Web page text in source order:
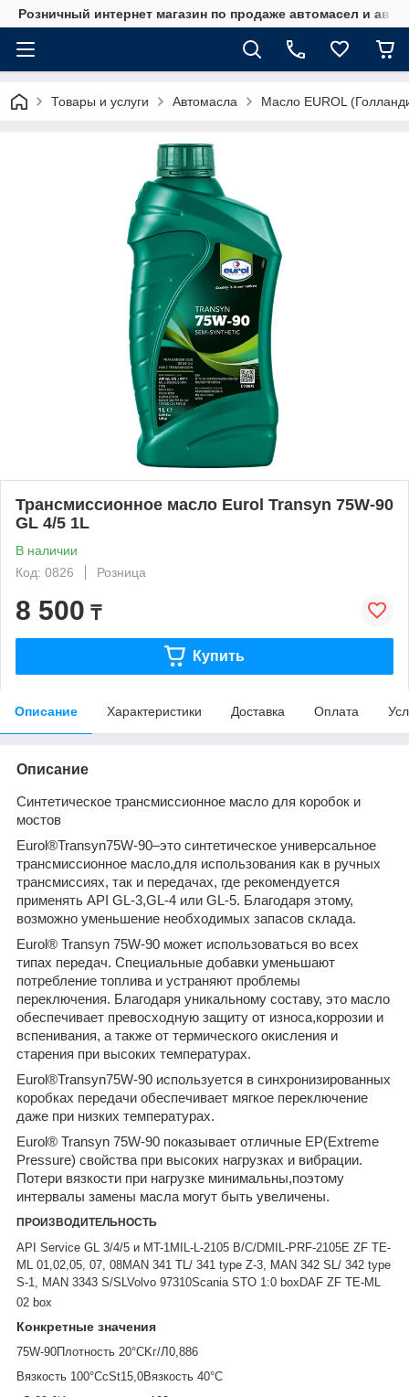
Розничный интернет магазин по продаже автомасел и
Товары и услуги Автомасла Масло EUROL
Трансмиссионное масло Eurol Transyn 75W-90
GL 4/5 1L
В наличии
Код: 0826
Розница
8 500 ₸
Купить
Описание Характеристики Доставка Оплата
Описание
Синтетическое трансмиссионное масло для коробок и
мостов
Eurol®Transyn75W-90–это синтетическое универсальное
трансмиссионное масло,для использования как в ручных
трансмиссиях, так и передачах, где рекомендуется
применять API GL-3,GL-4 или GL-5. Благодаря этому,
возможно уменьшение необходимых запасов склада.
Eurol® Transyn 75W-90 может использоваться во всех
типах передач. Специальные добавки уменьшают
потребление топлива и устраняют проблемы
переключения. Благодаря уникальному составу, это масло
обеспечивает превосходную защиту от износа,коррозии и
вспенивания, а также от термического окисления и
старения при высоких температурах.
Eurol®Transyn75W-90 используется в синхронизированных
коробках передачи обеспечивает мягкое переключение
даже при низких температурах.
Eurol® Transyn 75W-90 показывает отличные EP(Extreme
Pressure) свойства при высоких нагрузках и вибрации.
Потери вязкости при нагрузке минимальны,поэтому
интервалы замены масла могут быть увеличены.
ПРОИЗВОДИТЕЛЬНОСТЬ
API Service GL 3/4/5 и MT-1 MIL-L-2105 B/C/DMIL-PRF-2105E ZF TE-
ML 01,02,05, 07, 08MAN 341 TL/ 341 type Z-3,
MAN 342 SL/ 342 type
S-1,
MAN 3343 S/SL Volvo 97310Scania STO 1:0 box DAF ZF TE-ML
02 box
Конкретные значения
75W-90Плотность 20°CKг/Л0,886
Вязкость 100°CcSt15,0Вязкость 40°C